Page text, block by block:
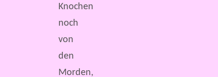
Knochen
noch
von
den
Morden,